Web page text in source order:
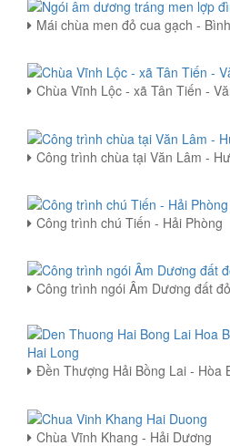
Mái chùa men đỏ cua gạch -
Chùa Vĩnh Lộc - xã Tân Tiến -
Công trình chùa tại Văn Lâm -
Công trình chú Tiến - Hải Phòng
Công trình ngói Âm Dương đất đỏ
Đền Thượng Hải Bồng Lai - Hòa
Chùa Vĩnh Khang - Hải Dương